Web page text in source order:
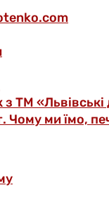
ТМ «Львівські
Чому ми їмо,